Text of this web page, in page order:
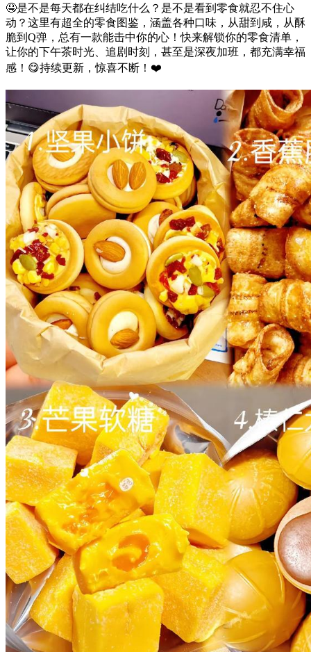
🤤是不是每天都在纠结吃什么？是不是看到零食就忍不住心
动？这里有超全的零食图鉴，涵盖各种口味，从甜到咸，从酥
脆到Q弹，总有一款能击中你的心！快来解锁你的零食清单，
让你的下午茶时光、追剧时刻，甚至是深夜加班，都充满幸福
感！😋持续更新，惊喜不断！❤️